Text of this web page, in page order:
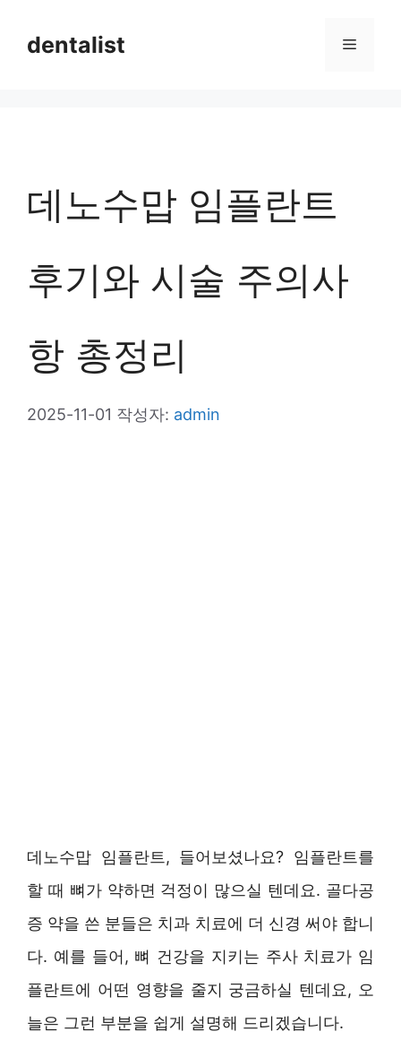
dentalist 메
데노수맙 임플란트
후기와 시술 주의사
항 총정리
2025-11-01 작성자: admin
데노수맙 임플란트, 들어보셨나요? 임플란트를
할 때 뼈가 약하면 걱정이 많으실 텐데요. 골다공
증 약을 쓴 분들은 치과 치료에 더 신경 써야 합니
다. 예를 들어, 뼈 건강을 지키는 주사 치료가 임
플란트에 어떤 영향을 줄지 궁금하실 텐데요, 오
늘은 그런 부분을 쉽게 설명해 드리겠습니다.